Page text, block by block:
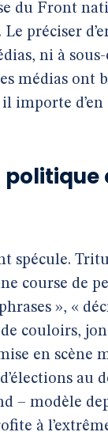
du Front
. Le préciser
ni à
médias ont
importe
spécule.
course de
», «
couloirs,
en scène
au
– modèle
à